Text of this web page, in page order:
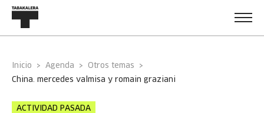
Inicio Agenda
Otros temas
china. mercedes valmisa y romain graziani
ACTIVIDAD PASADA